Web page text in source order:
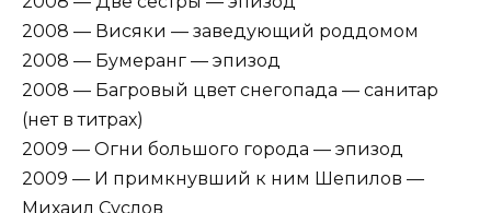
2008 — Висяки — заведующий роддомом
2008 — Бумеранг — эпизод
2008 — Багровый цвет снегопада — санитар
(нет в титрах)
2009 — Огни большого города — эпизод
2009 — И примкнувший к ним Шепилов —
Михаил Суслов